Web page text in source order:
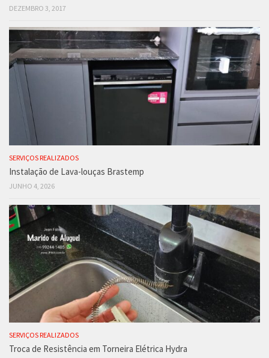
DEZEMBRO 3, 2017
SERVIÇOS REALIZADOS
Instalação de Lava-louças Brastemp
JUNHO 4, 2026
SERVIÇOS REALIZADOS
Troca de Resistência em Torneira Elétrica Hydra